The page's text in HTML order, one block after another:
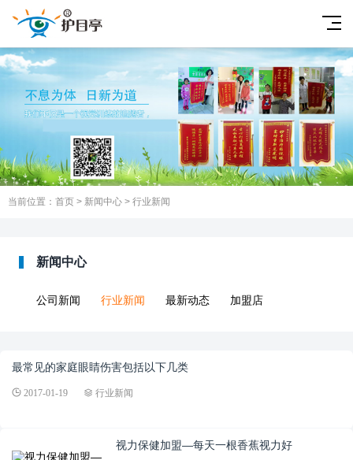
当前位置： 首页 > 新闻中心 > 行业新闻
新闻中心
公司新闻 行业新闻 最新动态 加盟店
最常见的家庭眼睛伤害包括以下几类
2017-01-19 行业新闻
视力保健加盟—每天一根香蕉视力好